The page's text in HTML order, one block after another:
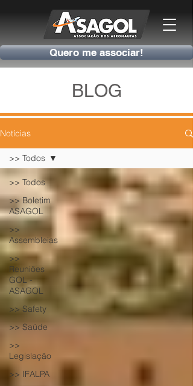
Quero me associar!
BLOG
Notícias
>> Todos
>> Boletim
ASAGOL
>>
Assembleias
>>
Reuniões
GOL -
ASAGOL
>> Safety
>> Saúde
>>
Legislação
>> IFALPA
>> Todos